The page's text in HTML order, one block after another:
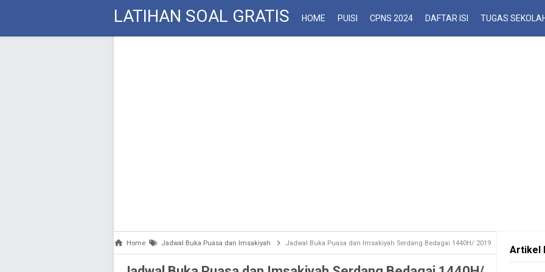
LATIHAN SOAL GRATIS HOME PUISI CPNS 2024 DAFTAR ISI TUGAS
Home Jadwal Buka Puasa dan Imsakiyah Jadwal Buka Puasa dan Imsakiyah Serdang Bedagai 1440H/ 2019
Artikel